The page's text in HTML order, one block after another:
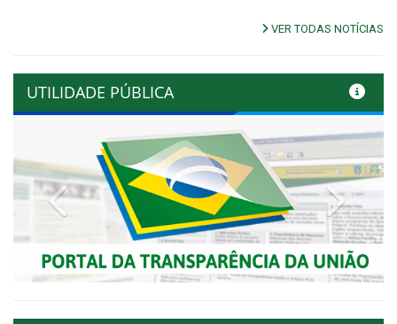
VER TODAS NOTÍCIAS
UTILIDADE PÚBLICA
Previous Next